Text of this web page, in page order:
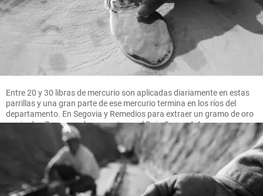
Entre 20 y 30 libras de mercurio son aplicadas diariamente en estas
parrillas y una gran parte de ese mercurio termina en los ríos del
departamento. En Segovia y Remedios para extraer un gramo de oro
se pierden 7 gramos de mercurio, en el Bajo Cauca 4.4 gramos.
FOTO MANUEL SALDARRIAGA